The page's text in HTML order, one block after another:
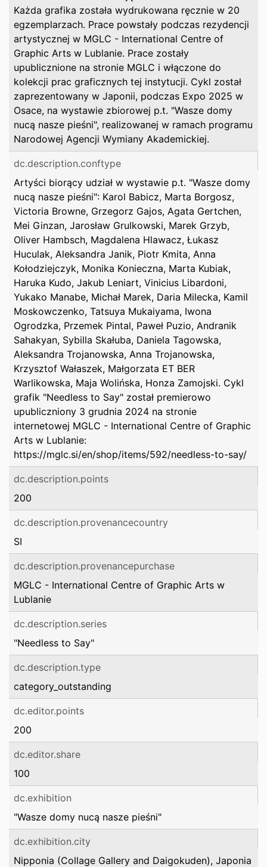
Każda grafika została wydrukowana ręcznie w 20
egzemplarzach. Prace powstały podczas rezydencji
artystycznej w MGLC - International Centre of
Graphic Arts w Lublanie. Prace zostały
upublicznione na stronie MGLC i włączone do
kolekcji prac graficznych tej instytucji. Cykl został
zaprezentowany w Japonii, podczas Expo 2025 w
Osace, na wystawie zbiorowej p.t. "Wasze domy
nucą nasze pieśni", realizowanej w ramach programu
Narodowej Agencji Wymiany Akademickiej.
dc.description.conftype
Artyści biorący udział w wystawie p.t. "Wasze domy
nucą nasze pieśni": Karol Babicz, Marta Borgosz,
Victoria Browne, Grzegorz Gajos, Agata Gertchen,
Mei Ginzan, Jarosław Grulkowski, Marek Grzyb,
Oliver Hambsch, Magdalena Hlawacz, Łukasz
Huculak, Aleksandra Janik, Piotr Kmita, Anna
Kołodziejczyk, Monika Konieczna, Marta Kubiak,
Haruka Kudo, Jakub Leniart, Vinicius Libardoni,
Yukako Manabe, Michał Marek, Daria Milecka, Kamil
Moskowczenko, Tatsuya Mukaiyama, Iwona
Ogrodzka, Przemek Pintal, Paweł Puzio, Andranik
Sahakyan, Sybilla Skałuba, Daniela Tagowska,
Aleksandra Trojanowska, Anna Trojanowska,
Krzysztof Wałaszek, Małgorzata ET BER
Warlikowska, Maja Wolińska, Honza Zamojski. Cykl
grafik "Needless to Say" został premierowo
upubliczniony 3 grudnia 2024 na stronie
internetowej MGLC - International Centre of Graphic
Arts w Lublanie:
https://mglc.si/en/shop/items/592/needless-to-say/
dc.description.points
200
dc.description.provenancecountry
SI
dc.description.provenancepurchase
MGLC - International Centre of Graphic Arts w
Lublanie
dc.description.series
"Needless to Say"
dc.description.type
category_outstanding
dc.editor.points
200
dc.editor.share
100
dc.exhibition
"Wasze domy nucą nasze pieśni"
dc.exhibition.city
Nipponia (Collage Gallery and Daigokuden), Japonia